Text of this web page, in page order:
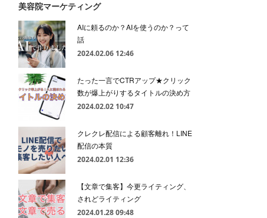
美容院マーケティング
AIに頼るのか？AIを使うのか？って
話
2024.02.06 12:46
たった一言でCTRアップ★クリック
数が爆上がりするタイトルの決め方
2024.02.02 10:47
クレクレ配信による顧客離れ！LINE
配信の本質
2024.02.01 12:36
【文章で集客】今更ライティング、
されどライティング
2024.01.28 09:48